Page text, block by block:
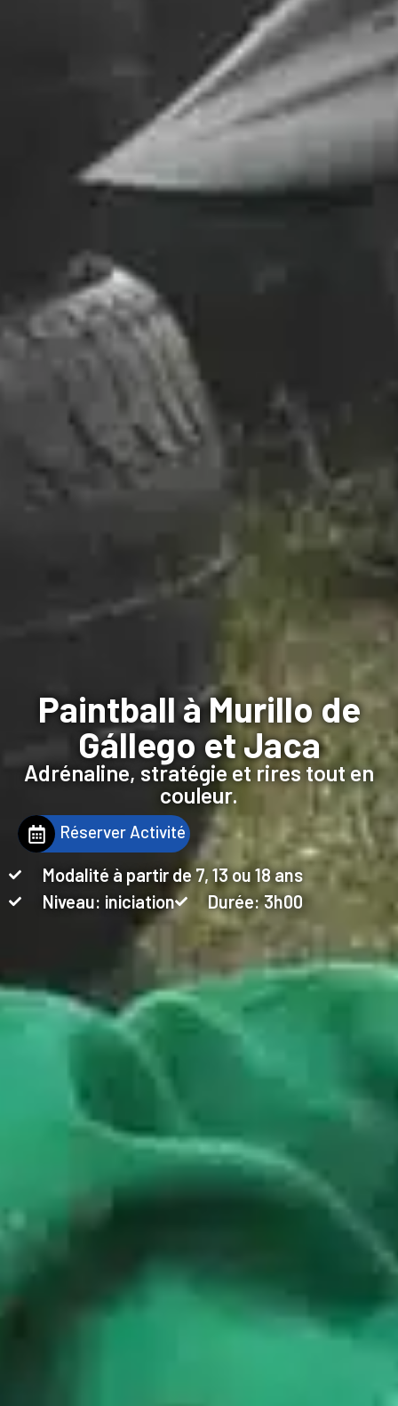
Paintball à Murillo de
Gállego et Jaca
Adrénaline, stratégie et rires tout en
couleur.
Réserver Activité
Modalité à partir de 7, 13 ou 18 ans
Niveau: iniciation
Durée: 3h00